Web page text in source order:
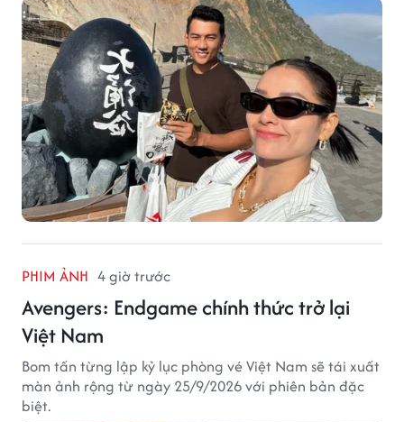
PHIM ẢNH 4 giờ trước
Avengers: Endgame chính thức trở lại
Việt Nam
Bom tấn từng lập kỷ lục phòng vé Việt Nam sẽ tái xuất
màn ảnh rộng từ ngày 25/9/2026 với phiên bản đặc
biệt.